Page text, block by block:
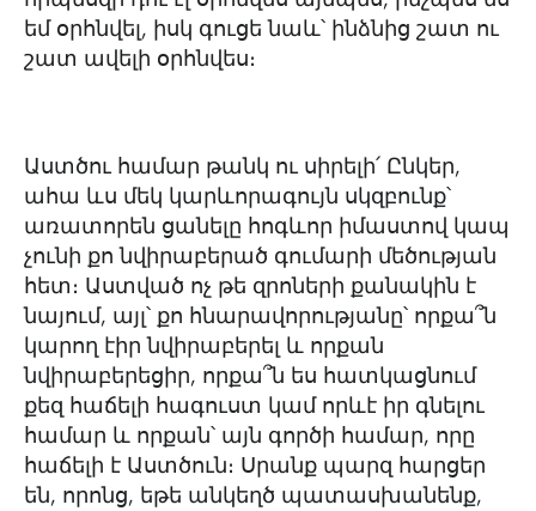
եմ օրհնվել, իսկ գուցե նաև՝ ինձնից շատ ու
շատ ավելի օրհնվես։
Աստծու համար թանկ ու սիրելի՛ Ընկեր,
ահա ևս մեկ կարևորագույն սկզբունք՝
առատորեն ցանելը հոգևոր իմաստով կապ
չունի քո նվիրաբերած գումարի մեծության
հետ։ Աստված ոչ թե զրոների քանակին է
նայում, այլ՝ քո հնարավորությանը՝ որքա՞ն
կարող էիր նվիրաբերել և որքան
նվիրաբերեցիր, որքա՞ն ես հատկացնում
քեզ հաճելի հագուստ կամ որևէ իր գնելու
համար և որքան՝ այն գործի համար, որը
հաճելի է Աստծուն։ Սրանք պարզ հարցեր
են, որոնց, եթե անկեղծ պատասխանենք,